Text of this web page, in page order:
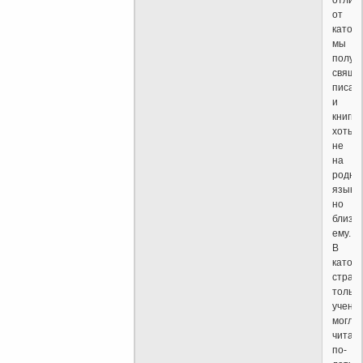
от
мы
и
книги
хоть
не
на
языке,
но
ему.
В
только
могли
читать
по-